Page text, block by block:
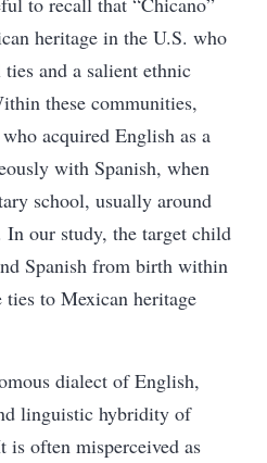
heritage in the U.S. who
and a salient ethnic
these communities,
acquired English as a
with Spanish, when
school, usually around
In our study, the target child
Spanish from birth within
to Mexican heritage
dialect of English,
linguistic hybridity of
often misperceived as